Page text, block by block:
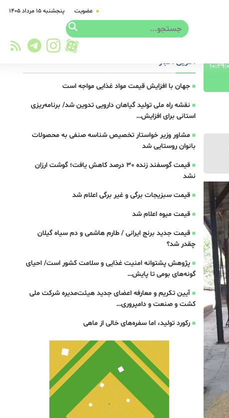
عضویت پنجشنبه ۱۵ مرداد ۱۴۰۵
آخرین اخبار
جهان با افزایش قیمت مواد غذایی مواجه است
نقشه راه ملی تولید گیاهان دارویی تدوین شد/ برنامه‌ریزی
استانی برای افزایش…
مشاور وزیر خواستار تخصیص شناسه صنفی به محصولات
بانوان روستایی شد
قیمت گوسفند زنده 30 درصد کاهش یافت؛ گوشت ارزان
نشد
قیمت سبزیجات برگی و غیر برگی اعلام شد
قیمت میوه اعلام شد
قیمت جدید برنج ایرانی / طارم هاشمی و دم سیاه گیلان
چقدر شد؟
پژوهش پشتوانه امنیت غذایی و سلامت کشور است/ احیای
گونه‌های بومی تا پایش…
آیین تکریم و معارفه اعضای جدید هیئت‌مدیره شرکت ملی
کشت و صنعت و دامپروری…
رکورد تولید، اما سفره‌های خالی از ماهی